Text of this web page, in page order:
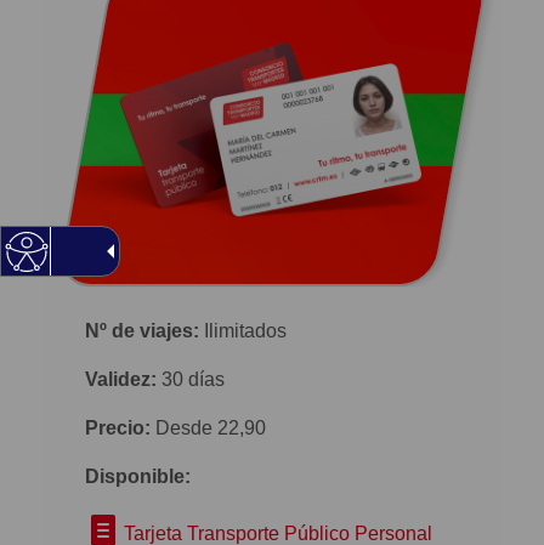
Nº de viajes: Ilimitados
Validez: 30 días
Precio: Desde 22,90
Disponible:
Tarjeta Transporte Público Personal